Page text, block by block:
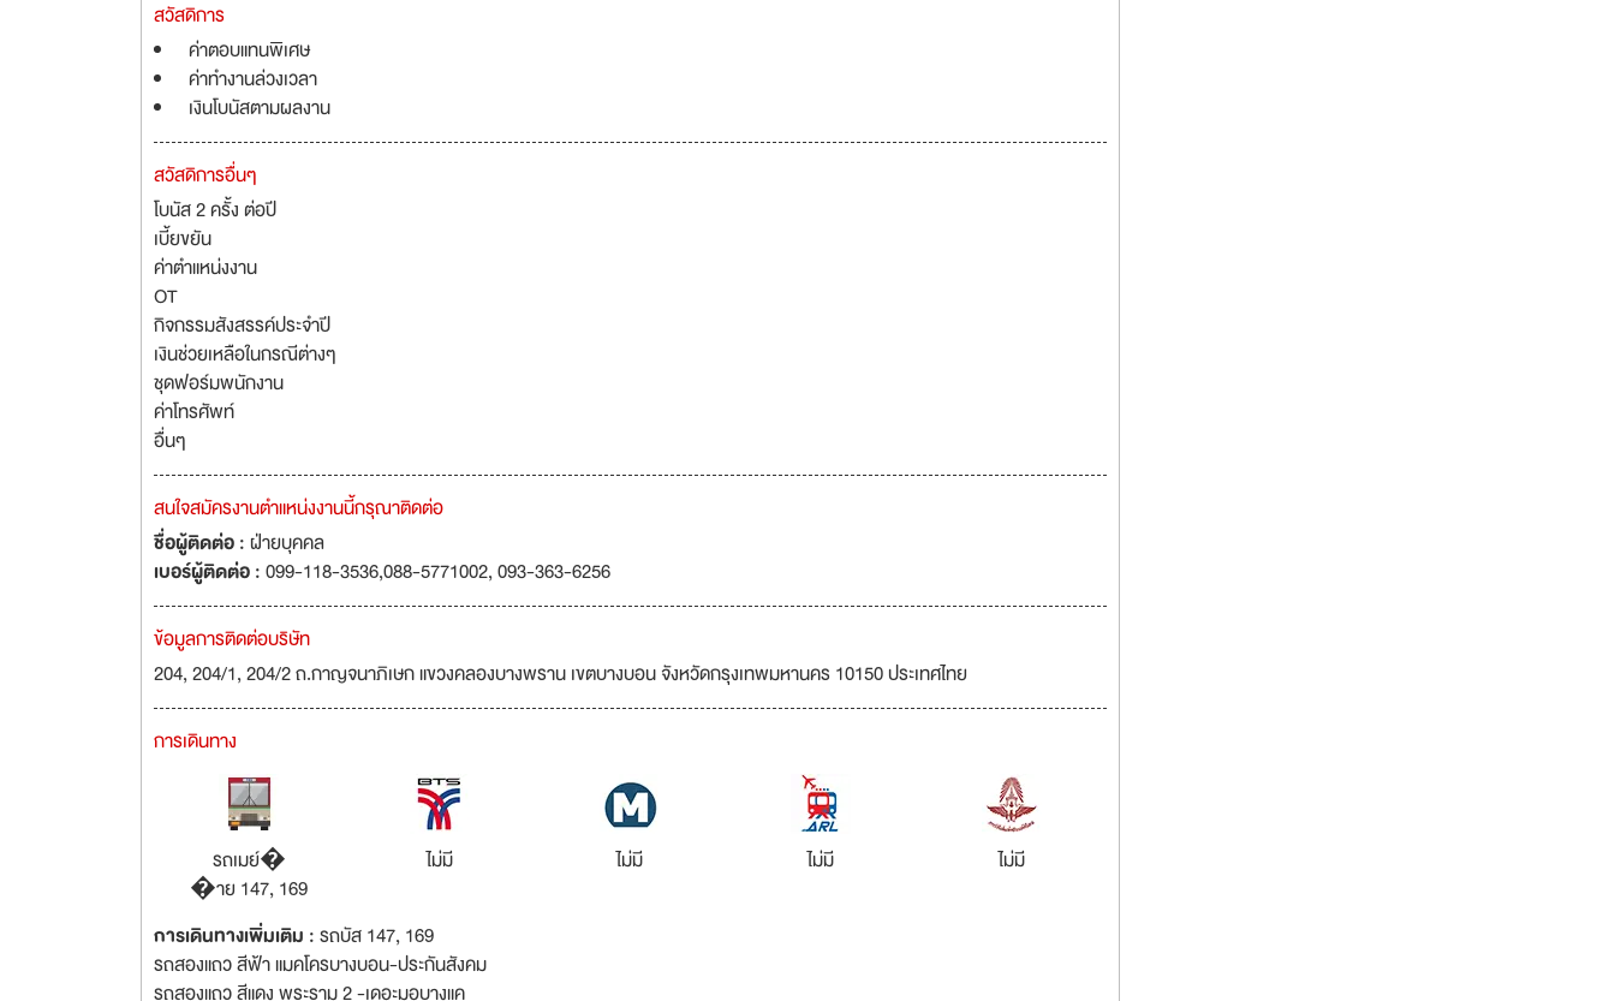
สวัสดิการ
ค่าตอบแทนพิเศษ
ค่าทำงานล่วงเวลา
เงินโบนัสตามผลงาน
สวัสดิการอื่นๆ
โบนัส 2 ครั้ง ต่อปี
เบี้ยขยัน
ค่าตำแหน่งงาน
OT
กิจกรรมสังสรรค์ประจำปี
เงินช่วยเหลือในกรณีต่างๆ
ชุดฟอร์มพนักงาน
ค่าโทรศัพท์
อื่นๆ
สนใจสมัครงานตำแหน่งงานนี้กรุณาติดต่อ
ชื่อผู้ติดต่อ :ฝ่ายบุคคล
เบอร์ผู้ติดต่อ :099-118-3536,088-5771002, 093-363-6256
ข้อมูลการติดต่อบริษัท
204, 204/1, 204/2 ถ.กาญจนาภิเษก แขวงคลองบางพราน เขตบางบอน จังหวัดกรุงเทพมหานคร 10150 ประเทศไทย
การเดินทาง
รถเมย์�
�าย 147, 169
ไม่มี ไม่มี ไม่มี ไม่มี
การเดินทางเพิ่มเติม :รถบัส 147, 169
รถสองแถว สีฟ้า แมคโครบางบอน-ประกันสังคม
รถสองแถว สีแดง พระราม 2 -เดอะมอบางแค